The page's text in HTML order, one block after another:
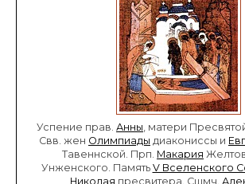
Успение прав. Анны, матери
Свв. жен Олимпиады диакониссы и
Тавеннской. Прп. Макария
Унженского. Память V Вселенского
Николая пресвитера. Сщмч.